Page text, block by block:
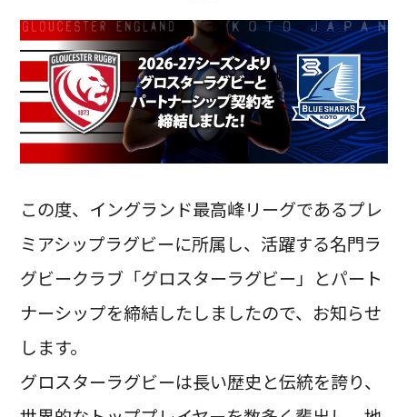
この度、イングランド最高峰リーグであるプレ
ミアシップラグビーに所属し、活躍する名門ラ
グビークラブ「グロスターラグビー」とパート
ナーシップを締結したしましたので、お知らせ
します。
グロスターラグビーは長い歴史と伝統を誇り、